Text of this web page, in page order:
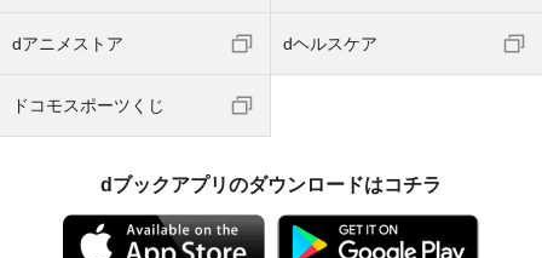
dアニメストア dヘルスケア
ドコモスポーツくじ
dブックアプリのダウンロードはコチラ